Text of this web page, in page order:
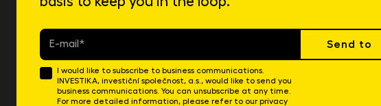
E-
I would like to subscribe to business communications.
INVESTIKA, investiční společnost, a.s., would like to send you
business communications. You can unsubscribe at any time.
For more detailed information, please refer to our privacy
Send to